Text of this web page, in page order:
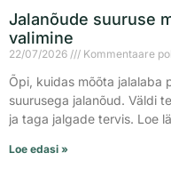
Jalanõude suuruse
valimine
22/07/2026 Kommentaare
Õpi, kuidas mõõta jalalaba
suurusega jalanõud. Väldi
ja taga jalgade tervis. Loe
Loe edasi »